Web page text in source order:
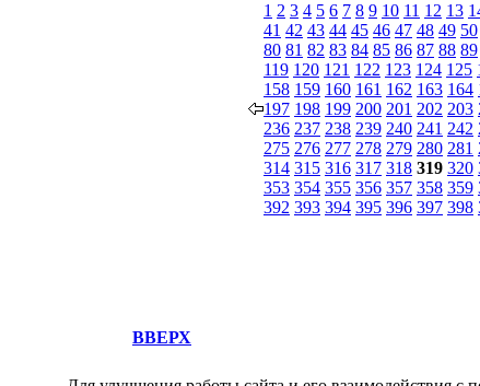
1 2 3 4 5 6 7 8 9 10 11 12 13
41 42 43 44 45 46 47 48 49 50
80 81 82 83 84 85 86 87 88 89
119 120 121 122 123 124 125
158 159 160 161 162 163 164
197 198 199 200 201 202 203
236 237 238 239 240 241 242
275 276 277 278 279 280 281
314 315 316 317 318 319 320
353 354 355 356 357 358 359
392 393 394 395 396 397 398
ВВЕРХ